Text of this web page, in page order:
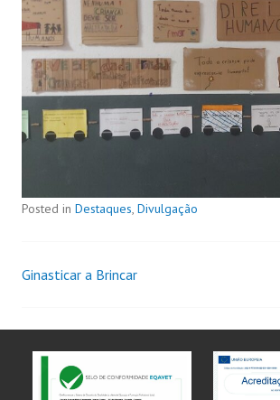
Posted in Destaques, Divulgação
Ginasticar a Brincar